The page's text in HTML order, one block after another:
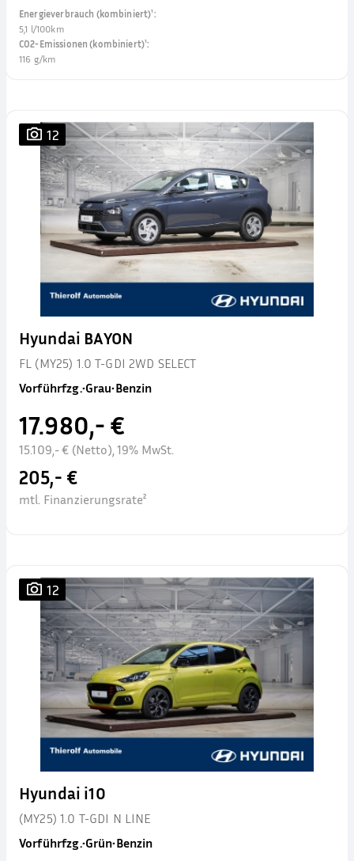
Energieverbrauch (kombiniert)¹:
5,1 l/100km
CO2-Emissionen (kombiniert)¹:
116 g/km
12
Hyundai BAYON
FL (MY25) 1.0 T-GDI 2WD SELECT
Vorführfzg.•Grau•Benzin
17.980,- €
15.109,- € (Netto), 19% MwSt.
205,- €
mtl. Finanzierungsrate²
12
Hyundai i10
(MY25) 1.0 T-GDI N LINE
Vorführfzg.•Grün•Benzin